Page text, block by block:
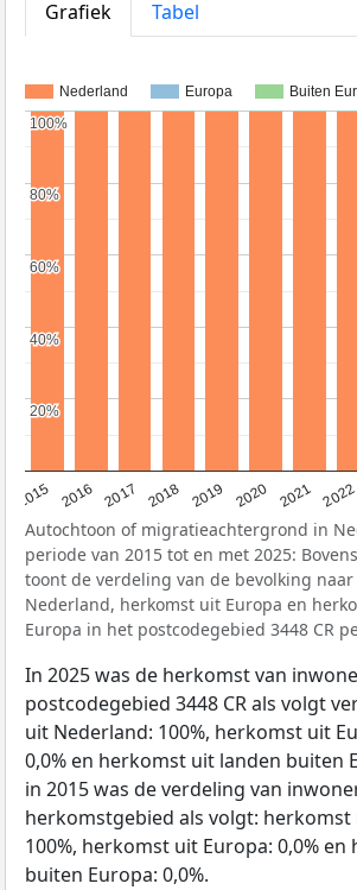
Grafiek
Tabel
Nederland Europa Buiten
2015 2016 2017 2018 2019 2020 2021 2022
20%
20%
40%
40%
60%
60%
80%
80%
100%
100%
Autochtoon of migratieachtergrond in
periode van 2015 tot en met 2025:
toont de verdeling van de bevolking
Nederland, herkomst uit Europa en
Europa in het postcodegebied 3448 CR
In 2025 was de herkomst van
postcodegebied 3448 CR als volgt
uit Nederland: 100%, herkomst uit
0,0% en herkomst uit landen buiten
in 2015 was de verdeling van
herkomstgebied als volgt: herkomst
100%, herkomst uit Europa: 0,0% en
buiten Europa: 0,0%.